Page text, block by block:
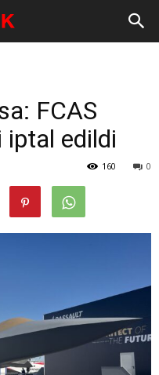
FCAS
edildi
0
160